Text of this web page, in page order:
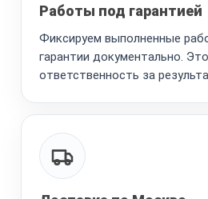
Работы под гарантией
Фиксируем выполненные
гарантии документально.
ответственность за